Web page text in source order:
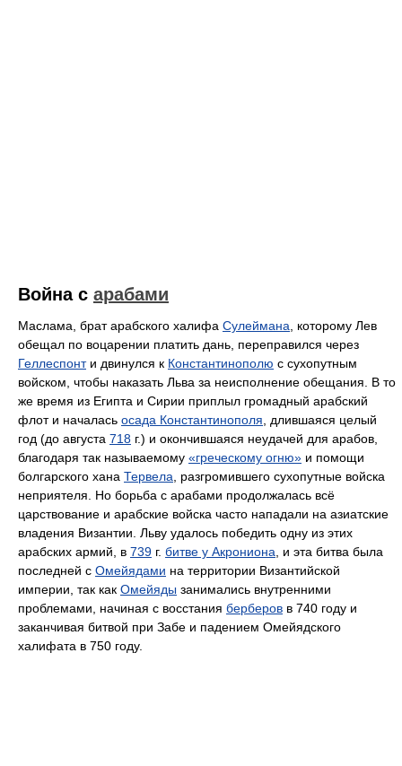
Война с арабами
Маслама, брат арабского халифа Сулеймана , которому Лев
обещал по воцарении платить дань, переправился через
Геллеспонти двинулся к Константинополю с сухопутным
войском, чтобы наказать Льва за неисполнение обещания. В то
же время из Египта и Сирии приплыл громадный арабский
флот и началась осада Константинополя , длившаяся целый
год (до августа 718 г.) и окончившаяся неудачей для арабов,
благодаря так называемому «греческому огню» и помощи
болгарского хана Тервела , разгромившего сухопутные войска
неприятеля. Но борьба с арабами продолжалась всё
царствование и арабские войска часто нападали на азиатские
владения Византии. Льву удалось победить одну из этих
арабских армий, в 739 г. битве у Акрониона , и эта битва была
последней с Омейядами на территории Византийской
империи, так как Омейяды занимались внутренними
проблемами, начиная с восстания берберов в 740 году и
заканчивая битвой при Забе и падением Омейядского
халифата в 750 году.